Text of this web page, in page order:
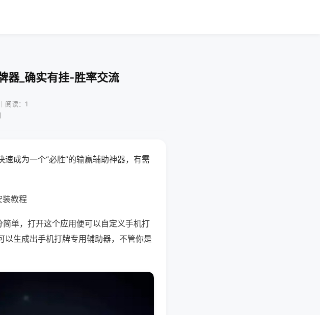
器_确实有挂-胜率交流
阅读：1
成为一个“必胜”的输赢辅助神器，有需
教程
单，打开这个应用便可以自定义手机打
生成出手机打牌专用辅助器，不管你是